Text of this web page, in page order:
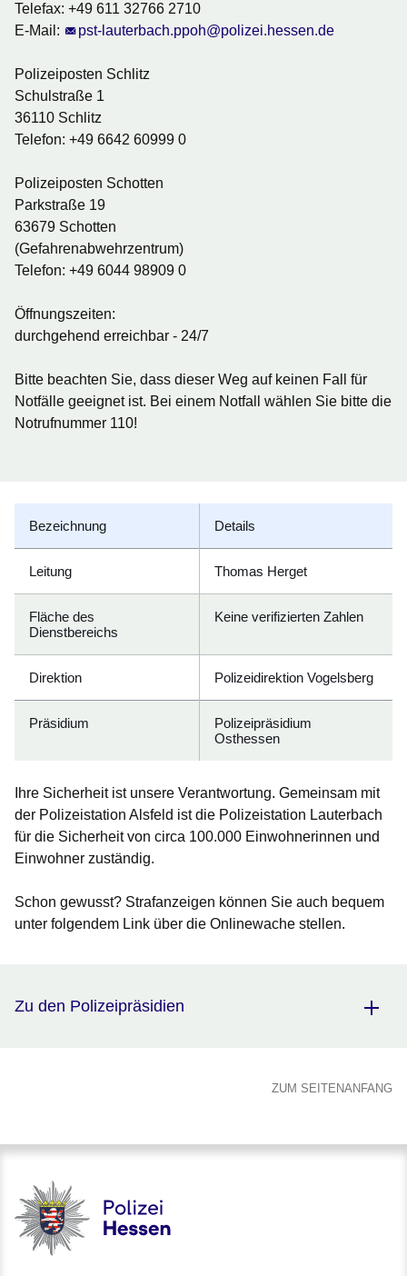
Telefax: +49 611 32766 2710
E-Mail:
pst-lauterbach.ppoh@polizei.hessen.de
Polizeiposten Schlitz
Schulstraße 1
36110 Schlitz
Telefon: +49 6642 60999 0
Polizeiposten Schotten
Parkstraße 19
63679 Schotten
(Gefahrenabwehrzentrum)
Telefon: +49 6044 98909 0
Öffnungszeiten:
durchgehend erreichbar - 24/7
Bitte beachten Sie, dass dieser Weg auf keinen Fall für
Notfälle geeignet ist. Bei einem Notfall wählen Sie bitte die
Notrufnummer 110!
Bezeichnung Details
Leitung Thomas Herget
Fläche des
Dienstbereichs
Keine verifizierten Zahlen
Direktion Polizeidirektion Vogelsberg
Präsidium
Polizeipräsidium
Osthessen
Ihre Sicherheit ist unsere Verantwortung. Gemeinsam mit
der Polizeistation Alsfeld ist die Polizeistation Lauterbach
für die Sicherheit von circa 100.000 Einwohnerinnen und
Einwohner zuständig.
Schon gewusst? Strafanzeigen können Sie auch bequem
unter folgendem Link über die Onlinewache stellen.
Zu den Polizeipräsidien
ZUM SEITENANFANG
Polizei - Polizei.hessen.de